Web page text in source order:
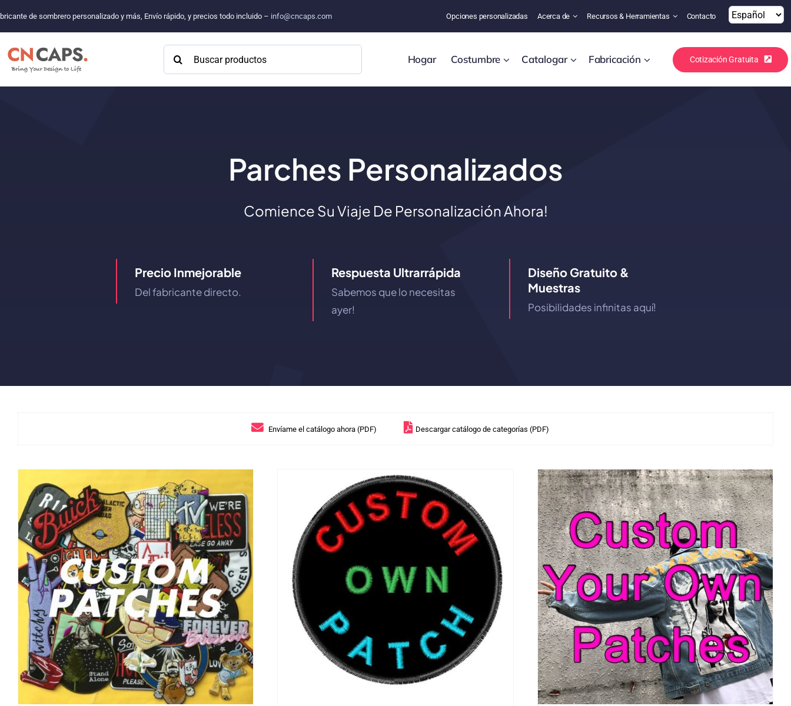
de sombrero personalizado y más, Envío rápido, y precios todo incluido – info@cncaps.com Opciones personalizadas Acerca de Recursos & Herramientas Contacto
Buscar: Hogar Costumbre Catalogar Fabricación Cotización Gratuita
Parches Personalizados
Comience Su Viaje De Personalización Ahora!
Precio Inmejorable
Del fabricante directo.
Respuesta Ultrarrápida
Sabemos que lo necesitas
ayer!
Diseño Gratuito &
Muestras
Posibilidades infinitas aquí!
Envíame el catálogo ahora (PDF) Descargar catálogo de categorías (PDF)